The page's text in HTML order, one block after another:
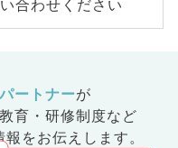
合わせください
ートナーが
教育・研修制度など
をお伝えします。